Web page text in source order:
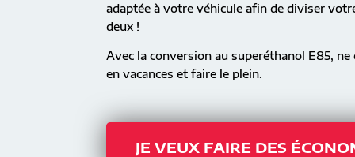
adaptée à votre véhicule afin de diviser
deux !
Avec la conversion au superéthanol E85,
en vacances et faire le plein.
JE VEUX FAIRE DES